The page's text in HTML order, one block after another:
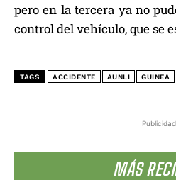
Publicidad
MÁS
pero en la tercera ya no
control del vehículo, que se
TAGS ACCIDENTE AUNLI GUINEA